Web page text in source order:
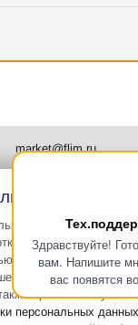
Здравствуйте!
вам. Напишите
вас появятся
market@flim.ru
информационный
определяется
файлы
наш сайт, вы
cookie-файлов и
Яндекс.Метрика,
качества работы
принимаете
персональных данных